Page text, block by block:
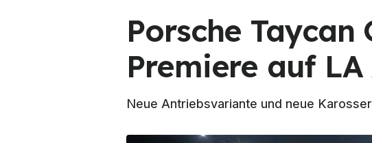
Porsche Taycan
Premiere auf
Neue Antriebsvariante und neue